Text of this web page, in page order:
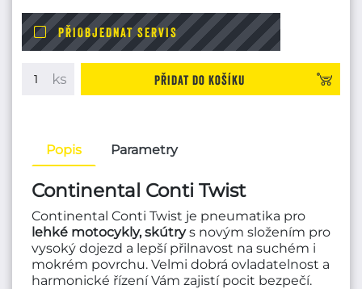
PŘIOBJEDNAT SERVIS
Přidat do košíku
Popis Parametry
Continental Conti Twist
Continental Conti Twist je pneumatika pro
lehké motocykly, skútrys novým složením pro
vysoký dojezd a lepší přilnavost na suchém i
mokrém povrchu. Velmi dobrá ovladatelnost a
harmonické řízení Vám zajistí pocit bezpečí.